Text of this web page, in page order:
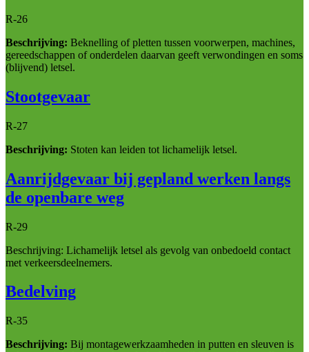
R-26
Beschrijving: Beknelling of pletten tussen voorwerpen, machines,
gereedschappen of onderdelen daarvan geeft verwondingen en soms
(blijvend) letsel.
Stootgevaar
R-27
Beschrijving: Stoten kan leiden tot lichamelijk letsel.
Aanrijdgevaar bij gepland werken langs
de openbare weg
R-29
Beschrijving: Lichamelijk letsel als gevolg van onbedoeld contact
met verkeersdeelnemers.
Bedelving
R-35
Beschrijving: Bij montagewerkzaamheden in putten en sleuven is